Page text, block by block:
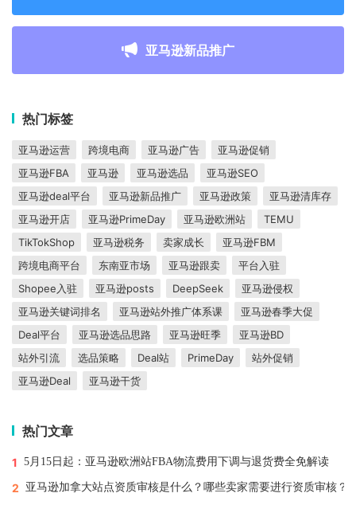
亚马逊新品推广
热门标签
亚马逊运营 跨境电商 亚马逊广告
亚马逊促销
亚马逊FBA
亚马逊 亚马逊选品
亚马逊SEO
亚马逊deal平台
亚马逊新品推广 亚马逊政策
亚马逊清库存
亚马逊开店
亚马逊PrimeDay 亚马逊欧洲站
TEMU
TikTokShop
亚马逊税务 卖家成长
亚马逊FBM
跨境电商平台
东南亚市场 亚马逊跟卖
平台入驻
Shopee入驻
亚马逊posts DeepSeek
亚马逊侵权
亚马逊关键词排名
亚马逊站外推广体系课
亚马逊春季大促
Deal平台
亚马逊选品思路 亚马逊旺季
亚马逊BD
站外引流
选品策略 Deal站 PrimeDay
站外促销
亚马逊Deal
亚马逊干货
热门文章
1 5月15日起：亚马逊欧洲站FBA物流费用下调与退货费全免解读
2 亚马逊加拿大站点资质审核是什么？哪些卖家需要进行资质审核？